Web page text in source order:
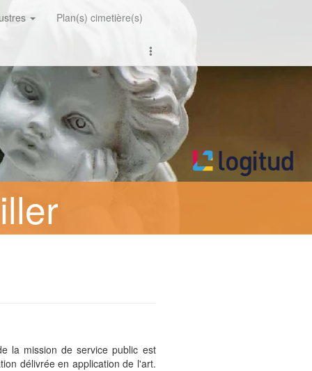
Plan(s) cimetière(s)
la mission de service public est
délivrée en application de l'art.